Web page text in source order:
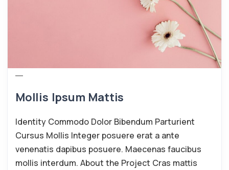
Mollis Ipsum Mattis
Identity Commodo Dolor Bibendum Parturient
Cursus Mollis Integer posuere erat a ante
venenatis dapibus posuere. Maecenas faucibus
mollis interdum. About the Project Cras mattis